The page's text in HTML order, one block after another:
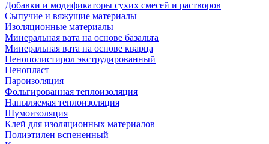
Добавки и модификаторы сухих смесей и растворов
Сыпучие и вяжущие материалы
Изоляционные материалы
Минеральная вата на основе базальта
Минеральная вата на основе кварца
Пенополистирол экструдированный
Пенопласт
Пароизоляция
Фольгированная теплоизоляция
Напыляемая теплоизоляция
Шумоизоляция
Клей для изоляционных материалов
Полиэтилен вспененный